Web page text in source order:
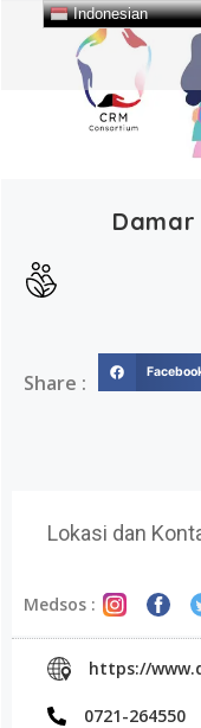
Share :
Lokasi dan
Medsos :
https://
0721-264550
Indonesian